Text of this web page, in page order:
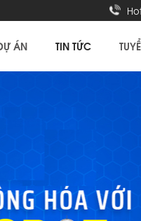
ÁN TIN TỨC